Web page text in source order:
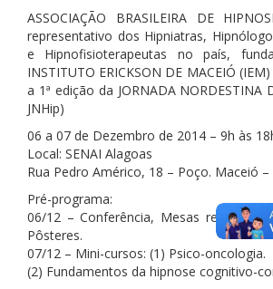
ASSOCIAÇÃO BRASILEIRA DE
representativo dos Hipniatras,
e Hipnofisioterapeutas no país,
INSTITUTO ERICKSON DE MACEIÓ
a 1ª edição da JORNADA NORDESTINA
JNHip)
06 a 07 de Dezembro de 2014 – 9h às
Local: SENAI Alagoas
Rua Pedro Américo, 18 – Poço. Maceió –
Pré-programa:
06/12 – Conferência, Mesas redondas
Pôsteres.
07/12 – Mini-cursos: (1) Psico-oncologia.
(2) Fundamentos da hipnose cognitivo-